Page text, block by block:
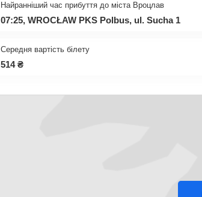
Найранніший час прибуття до міста Вроцлав
07:25, WROCŁAW PKS Polbus, ul. Sucha 1
Середня вартість білету
514 ₴